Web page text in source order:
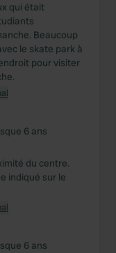
qui était
Beaucoup
le skate park à
pour visiter
6 ans
du centre.
indiqué sur le
6 ans